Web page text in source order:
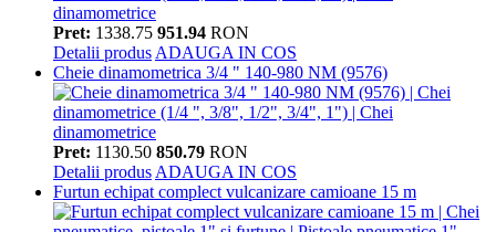
Pret: 1338.75 951.94 RON
Detalii produs ADAUGA IN COS
Cheie dinamometrica 3/4 " 140-980 NM (9576)
Pret: 1130.50 850.79 RON
Detalii produs ADAUGA IN COS
Furtun echipat complect vulcanizare camioane 15 m